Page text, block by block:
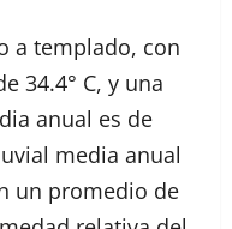
a templado, con
34.4° C, y una
anual es de
media anual
un promedio de